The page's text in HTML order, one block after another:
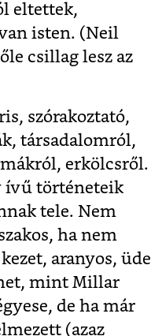
eltettek,
isten. (Neil
csillag lesz az
szórakoztató,
társadalomról,
erkölcsről.
ívű történeteik
tele. Nem
ha nem
aranyos, üde
mint Millar
de ha már
(azaz